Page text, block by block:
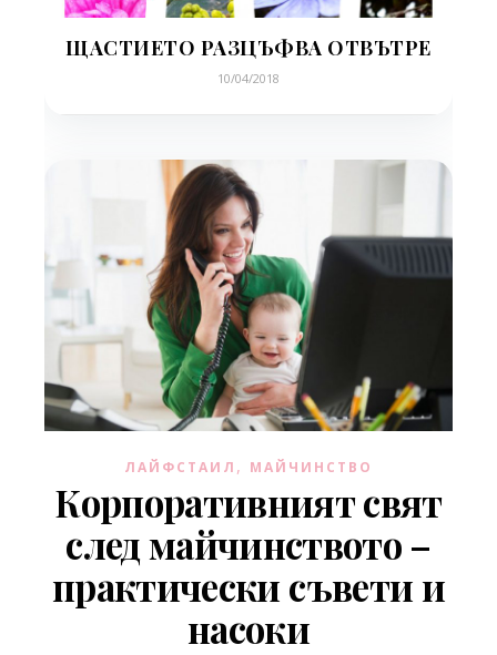
ЩАСТИЕТО РАЗЦЪФВА ОТВЪТРЕ
10/04/2018
ЛАЙФСТАИЛ , МАЙЧИНСТВО
Корпоративният свят
след майчинството –
практически съвети и
насоки